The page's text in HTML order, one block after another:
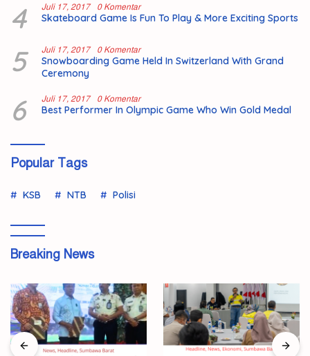
4 Juli 17, 2017 0 Komentar
Skateboard Game Is Fun To Play & More Exciting Sports
5 Juli 17, 2017 0 Komentar
Snowboarding Game Held In Switzerland With Grand
Ceremony
6 Juli 17, 2017 0 Komentar
Best Performer In Olympic Game Who Win Gold Medal
Popular Tags
KSB NTB Polisi
Breaking News